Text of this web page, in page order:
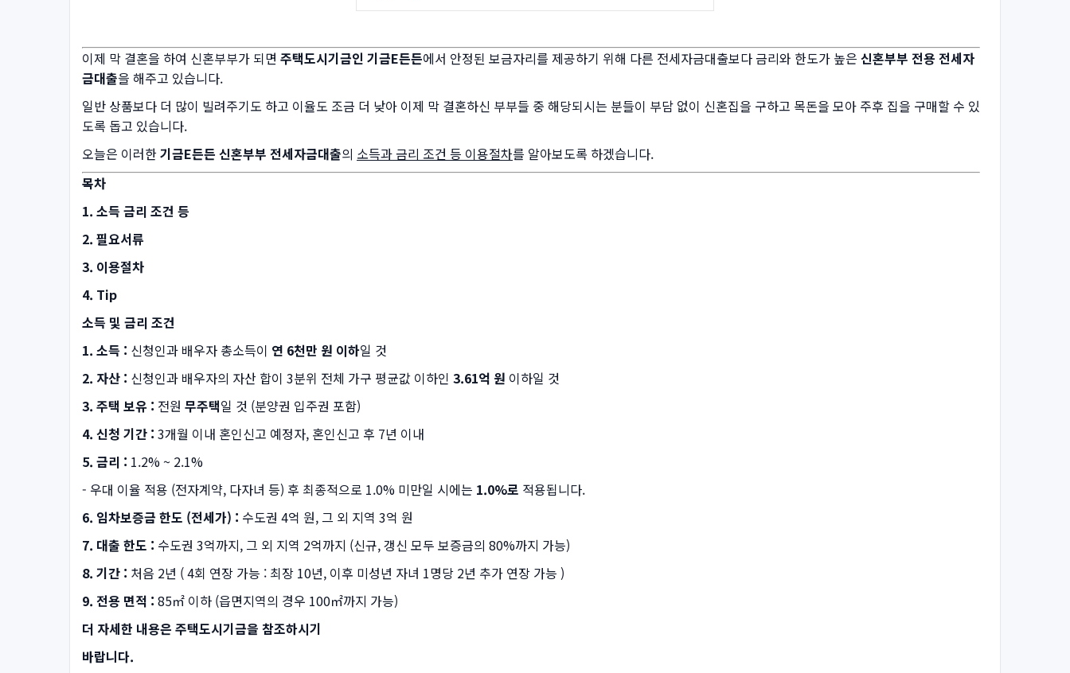
이제 막 결혼을 하여 신혼부부가 되면 주택도시기금인 기금E든든에서 안정된 보금자리를 제공하기 위해 다른 전세자금대출보다 금리와 한도가 높은 신혼부부 전용 전세자
금대출을 해주고 있습니다.
일반 상품보다 더 많이 빌려주기도 하고 이율도 조금 더 낮아 이제 막 결혼하신 부부들 중 해당되시는 분들이 부담 없이 신혼집을 구하고 목돈을 모아 주후 집을 구매할 수 있
도록 돕고 있습니다.
오늘은 이러한기금E든든 신혼부부 전세자금대출의 소득과 금리 조건 등 이용절차를 알아보도록 하겠습니다.
목차
1. 소득 금리 조건 등
2. 필요서류
3. 이용절차
4. Tip
소득 및 금리 조건
1. 소득 : 신청인과 배우자 총소득이 연 6천만 원 이하일 것
2. 자산 : 신청인과 배우자의 자산 합이 3분위 전체 가구 평균값 이하인 3.61억 원 이하일 것
3. 주택 보유 : 전원 무주택일 것 (분양권 입주권 포함)
4. 신청 기간 : 3개월 이내 혼인신고 예정자, 혼인신고 후 7년 이내
5. 금리 : 1.2% ~ 2.1%
- 우대 이율 적용 (전자계약, 다자녀 등) 후 최종적으로 1.0% 미만일 시에는 1.0%로 적용됩니다.
6. 임차보증금 한도 (전세가) : 수도권 4억 원, 그 외 지역 3억 원
7. 대출 한도 : 수도권 3억까지, 그 외 지역 2억까지 (신규, 갱신 모두 보증금의 80%까지 가능)
8. 기간 : 처음 2년 ( 4회 연장 가능 : 최장 10년, 이후 미성년 자녀 1명당 2년 추가 연장 가능 )
9. 전용 면적 : 85㎡ 이하 (읍면지역의 경우 100㎡까지 가능)
더 자세한 내용은 주택도시기금을 참조하시기
바랍니다.